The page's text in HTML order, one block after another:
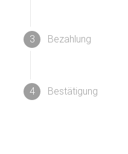
3 Bezahlung
4 Bestätigung